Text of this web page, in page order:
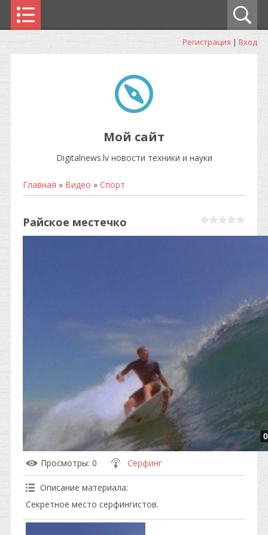
Регистрация | Вход
Мой сайт
Digitalnews.lv новости техники и науки
Главная » Видео » Спорт
Райское местечко
Просмотры: 0 Серфинг
Описание материала:
Секретное место серфингистов.